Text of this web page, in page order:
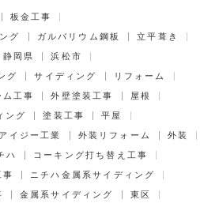
板金工事
グ
ガルバリウム鋼板
立平葺き
静岡県
浜松市
グ
サイディング
リフォーム
ム工事 外壁塗装工事
屋根
ング 塗装工事
平屋
アイジー工業 外装リフォーム
外装
ハ
コーキング打ち替え工事
事
ニチハ金属系サイディング
金属系サイディング
東区